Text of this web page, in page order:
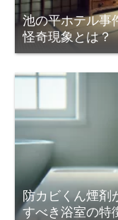
池の平ホテル事
怪奇現象とは？
防カビくん煙剤
すべき浴室の特
キャンテとは？